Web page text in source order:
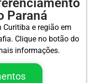
Paraná
Curitiba e região em
Clique no botão do
informações.